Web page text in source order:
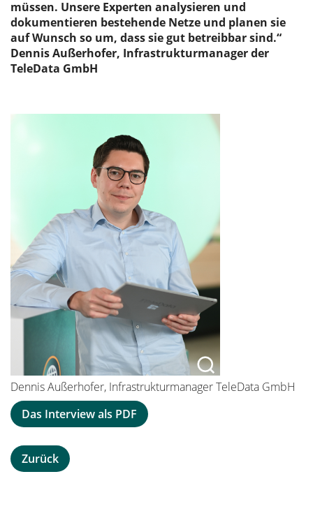
müssen. Unsere Experten analysieren und
dokumentieren bestehende Netze und planen sie
auf Wunsch so um, dass sie gut betreibbar sind.“
Dennis Außerhofer, Infrastrukturmanager der
TeleData GmbH
Dennis Außerhofer, Infrastrukturmanager TeleData GmbH
Das Interview als PDF
Zurück